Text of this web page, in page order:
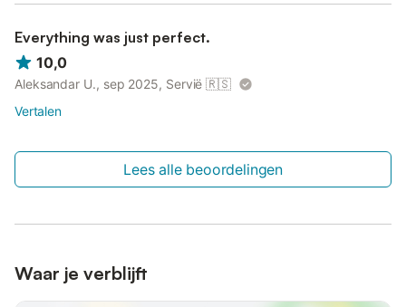
Everything was just perfect.
10,0
Aleksandar U., sep 2025, Servië 🇷🇸
Vertalen
Lees alle beoordelingen
Waar je verblijft